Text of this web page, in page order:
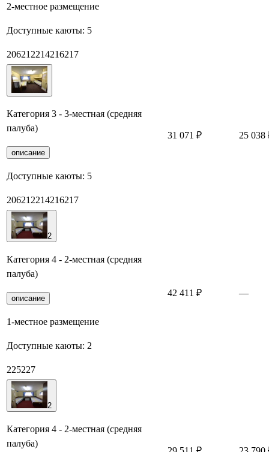
2-местное размещение
Доступные каюты: 5
206212214216217
Категория 3 - 3-местная (средняя
палуба)
описание
Доступные каюты: 5
206212214216217
31 071 ₽ 25 038
2
Категория 4 - 2-местная (средняя
палуба)
описание
1-местное размещение
Доступные каюты: 2
225227
42 411 ₽ —
2
Категория 4 - 2-местная (средняя
палуба)